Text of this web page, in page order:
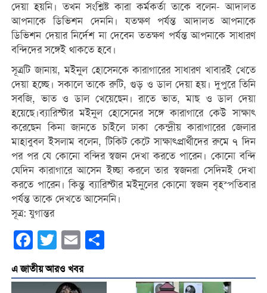
দেয়া হয়নি। তখন সংশ্লিষ্ট কারা কর্মকর্তা তাকে বলেন- আদালত
আপনাকে ডিভিশন দেননি। যতক্ষণ পর্যন্ত আদালত আপনাকে
ডিভিশন দেয়ার নির্দেশ না দেবেন ততক্ষণ পর্যন্ত আপনাকে সাধারণ
বন্দিদের সঙ্গেই থাকতে হবে।
সূত্রটি জানায়, মইনুল হোসেনকে কারাগারের সাধারণ খাবারই খেতে
দেয়া হচ্ছে। সকালে তাকে রুটি, গুড় ও ডাল দেয়া হয়। দুপুরে তিনি
সবজি, ভাত ও ডাল খেয়েছেন। রাতে ভাত, মাছ ও ডাল দেয়া
হয়েছে।ব্যারিস্টার মইনুল হোসেনের সঙ্গে কারাগারে কেউ সাক্ষাৎ
করেছেন কিনা জানতে চাইলে ঢাকা কেন্দ্রীয় কারাগারের জেলার
মাহাবুবল ইসলাম বলেন, টিকিট কেটে সাক্ষাৎপ্রার্থীদের রুমে ৭ দিন
পর পর যে কোনো বন্দির স্বজন দেখা করতে পারেন। কোনো বন্দি
যেদিন কারাগারে আসেন ইচ্ছা করলে তার স্বজনরা সেদিনই দেখা
করতে পারেন। কিন্তু ব্যারিস্টার মইনুলের কোনো স্বজন বৃহস্পতিবার
পর্যন্ত তাকে দেখতে আসেননি।
সূত্র: যুগান্তর
Facebook
Twitter Email
এ জাতীয় আরও খবর